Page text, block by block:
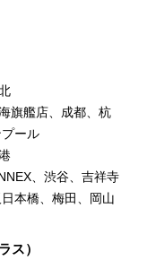
旗艦店、成都、杭
ール
、渋谷、吉祥寺
本橋、梅田、岡山
ス）